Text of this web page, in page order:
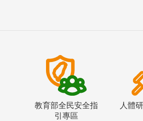
教育部全民安全指
引專區
人體